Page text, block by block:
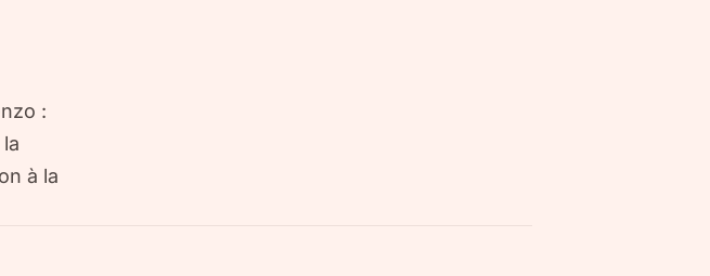
:
à la